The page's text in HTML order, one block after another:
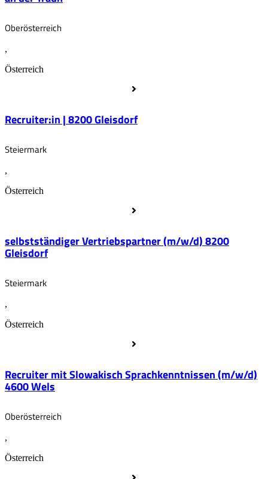
Oberösterreich
,
Österreich
Recruiter:in | 8200 Gleisdorf
Steiermark
,
Österreich
selbstständiger Vertriebspartner (m/w/d) 8200
Gleisdorf
Steiermark
,
Österreich
Recruiter mit Slowakisch Sprachkenntnissen (m/w/d)
4600 Wels
Oberösterreich
,
Österreich